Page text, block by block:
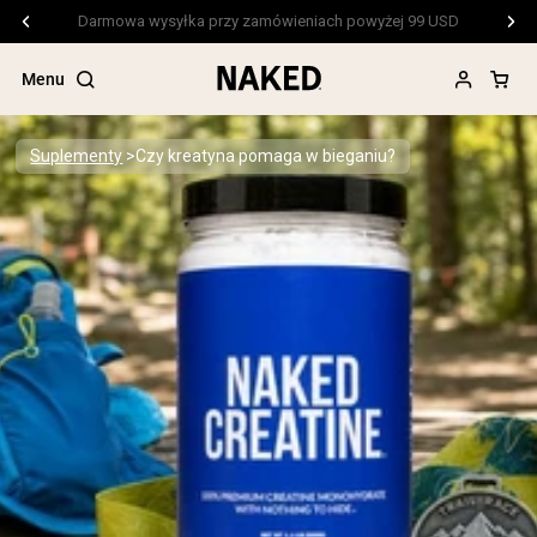
Darmowa wysyłka przy zamówieniach powyżej 99 USD
Menu
Popularne wyszukiwania
”Protein Powder“
”Overnight Oats“
”Vegan protein“
”Collagen“
”Micellar Casein“
ODŻYWKI BIAŁKOWEBestsellery
Białko grochu
Odżywka Białkowa z Serwatki z mleka
krów karmionych trawą
Suplementy Czy kreatyna pomaga w bieganiu?